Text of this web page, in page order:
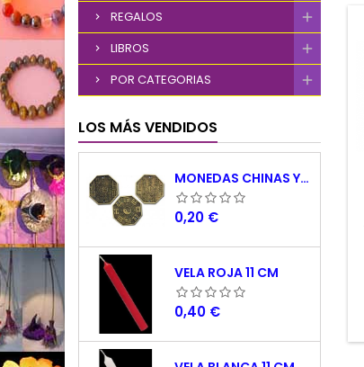
REGALOS
LIBROS
POR CATEGORIAS
LOS MÁS VENDIDOS
MONEDAS CHINAS YING YANG
Precio
0,20 €
VELA ROJA 11 CM
Precio
0,40 €